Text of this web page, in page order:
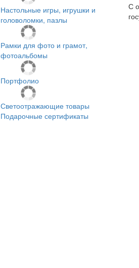
Настольные игры, игрушки и
головоломки, пазлы
Рамки для фото и грамот,
фотоальбомы
Портфолио
Светоотражающие товары
Подарочные сертификаты
С